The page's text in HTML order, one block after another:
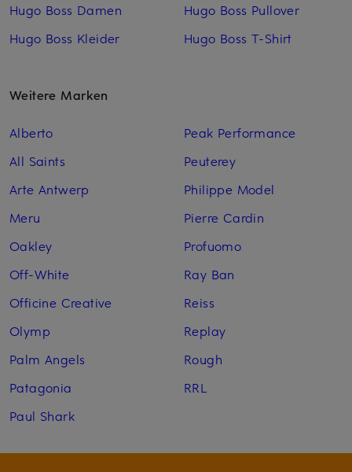
Hugo Boss Damen
Hugo Boss Kleider
Hugo Boss Pullover
Hugo Boss T-Shirt
Weitere Marken
Alberto
All Saints
Arte Antwerp
Meru
Oakley
Off-White
Officine Creative
Olymp
Palm Angels
Patagonia
Paul Shark
Peak Performance
Peuterey
Philippe Model
Pierre Cardin
Profuomo
Ray Ban
Reiss
Replay
Rough
RRL